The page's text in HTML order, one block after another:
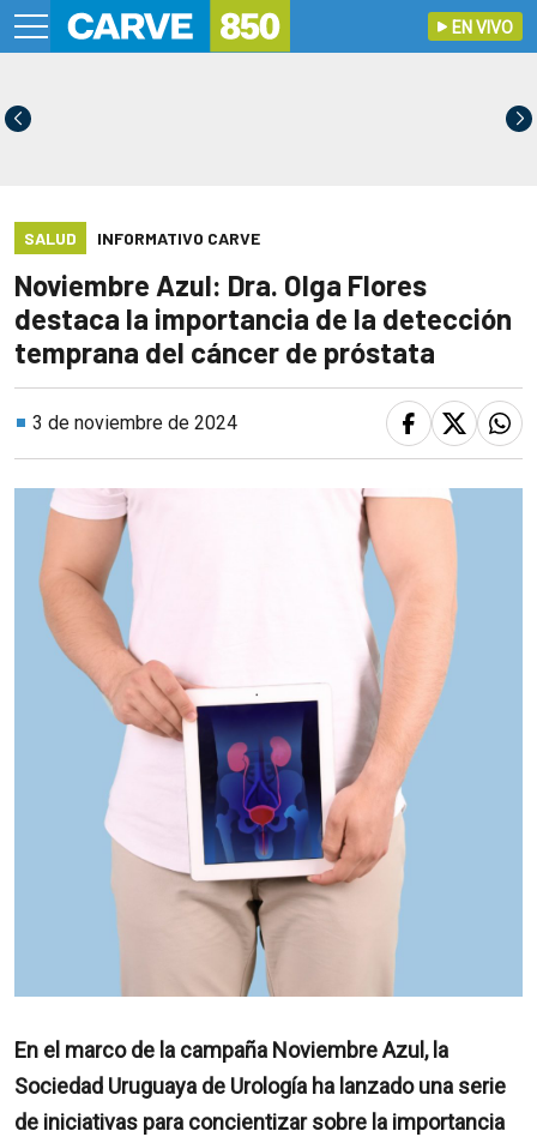
EN VIVO
SALUD INFORMATIVO CARVE
Noviembre Azul: Dra. Olga Flores
destaca la importancia de la detección
temprana del cáncer de próstata
3 de noviembre de 2024
En el marco de la campaña Noviembre Azul, la
Sociedad Uruguaya de Urología ha lanzado una serie
de iniciativas para concientizar sobre la importancia